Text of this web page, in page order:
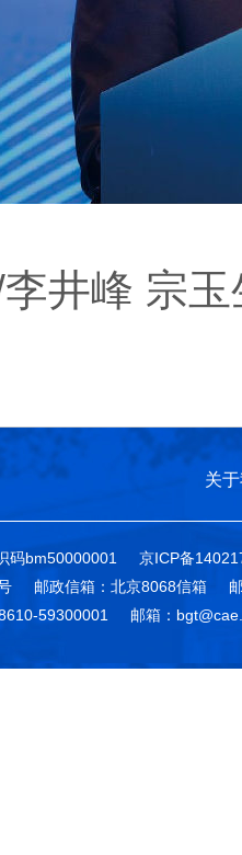
峰 宗玉
关
码bm50000001
京ICP备
邮政信箱：北京8068信箱
59300001 邮箱：